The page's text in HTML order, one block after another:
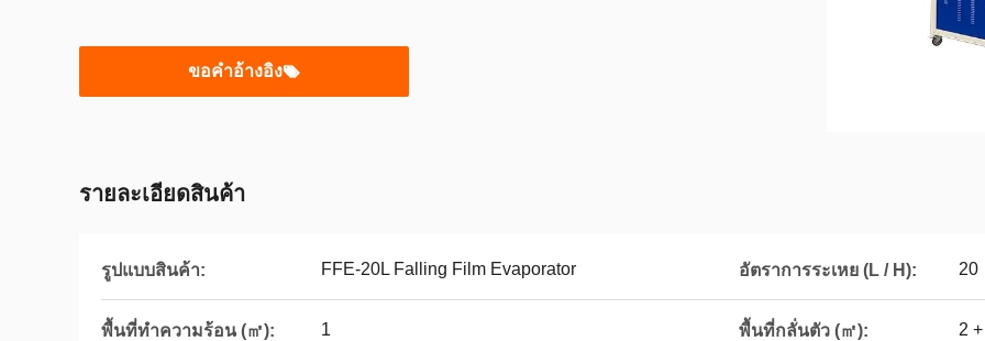
ขอคําอ้างอิง
รายละเอียดสินค้า
รูปแบบสินค้า: FFE-20L Falling Film Evaporator อัตราการระเหย (L / H): 20
พื้นที่ทำความร้อน (㎡): 1 พื้นที่กลั่นตัว (㎡): 2